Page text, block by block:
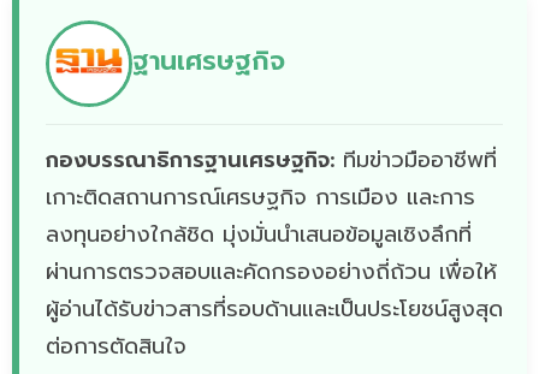
ฐานเศรษฐกิจ
กองบรรณาธิการฐานเศรษฐกิจ: ทีมข่าวมืออาชีพที่
เกาะติดสถานการณ์เศรษฐกิจ การเมือง และการ
ลงทุนอย่างใกล้ชิด มุ่งมั่นนำเสนอข้อมูลเชิงลึกที่
ผ่านการตรวจสอบและคัดกรองอย่างถี่ถ้วน เพื่อให้
ผู้อ่านได้รับข่าวสารที่รอบด้านและเป็นประโยชน์สูงสุด
ต่อการตัดสินใจ